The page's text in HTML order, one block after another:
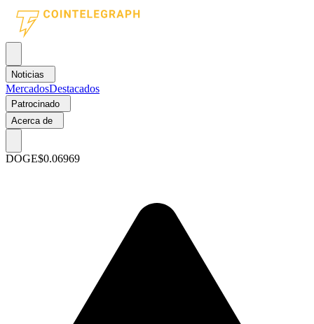
Noticias
MercadosDestacados
Patrocinado
Acerca de
DOGE$0.06969